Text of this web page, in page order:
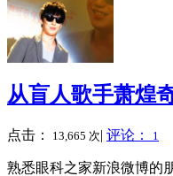
从盲人歌手萧煌
点击： 13,665 次| 评论： 1
熟悉眼科之家新浪微博的